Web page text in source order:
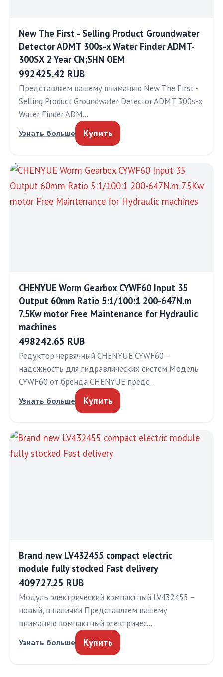
New The First - Selling Product Groundwater
Detector ADMT 300s-x Water Finder ADMT-
300SX 2 Year CN;SHN OEM
992425.42 RUB
Представляем вашему вниманию New The First -
Selling Product Groundwater Detector ADMT 300s-x
Water Finder ADM…
Узнать больше Купить
CHENYUE Worm Gearbox CYWF60 Input 35
Output 60mm Ratio 5:1/100:1 200-647N.m
7.5Kw motor Free Maintenance for Hydraulic
machines
498242.65 RUB
Редуктор червячный CHENYUE CYWF60 –
надёжность для гидравлических систем Модель
CYWF60 от бренда CHENYUE предс…
Узнать больше Купить
Brand new LV432455 compact electric
module fully stocked Fast delivery
409727.25 RUB
Модуль электрический компактный LV432455 –
новый, в наличии Представляем вашему
вниманию компактный электричес…
Узнать больше Купить